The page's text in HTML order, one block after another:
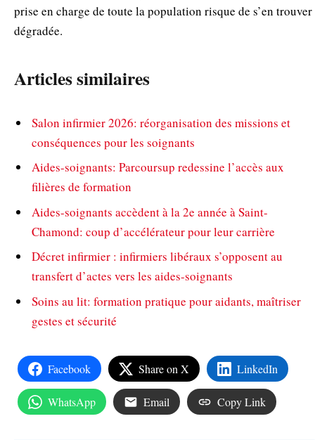
prise en charge de toute la population risque de s’en trouver
dégradée.
Articles similaires
Salon infirmier 2026: réorganisation des missions et
conséquences pour les soignants
Aides-soignants: Parcoursup redessine l’accès aux
filières de formation
Aides-soignants accèdent à la 2e année à Saint-
Chamond: coup d’accélérateur pour leur carrière
Décret infirmier : infirmiers libéraux s’opposent au
transfert d’actes vers les aides-soignants
Soins au lit: formation pratique pour aidants, maîtriser
gestes et sécurité
Facebook Share on X LinkedIn
WhatsApp Email Copy Link